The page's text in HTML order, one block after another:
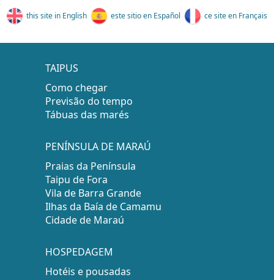
this site in English este sitio en Español ce site en Français
TAIPUS
Como chegar
Previsão do tempo
Tábuas das marés
PENÍNSULA DE MARAÚ
Praias da Península
Taipu de Fora
Vila de Barra Grande
Ilhas da Baía de Camamu
Cidade de Maraú
HOSPEDAGEM
Hotéis e pousadas